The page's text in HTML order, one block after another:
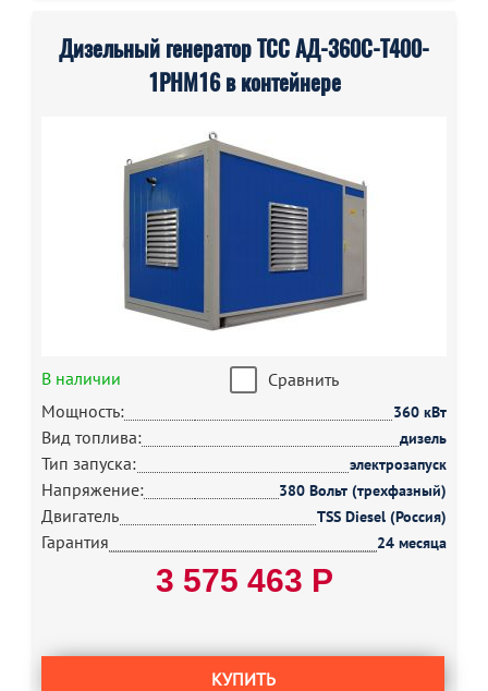
Дизельный генератор ТСС АД-360С-Т400-
1РНМ16 в контейнере
В наличии
Сравнить
Мощность:
360 кВт
Вид топлива: дизель
Тип запуска: электрозапуск
Напряжение: 380 Вольт (трехфазный)
Двигатель TSS Diesel (Россия)
Гарантия 24 месяца
3 575 463 Р
КУПИТЬ